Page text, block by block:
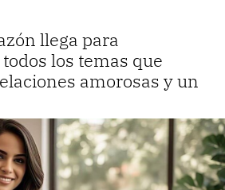
llega para
los temas que
amorosas y un